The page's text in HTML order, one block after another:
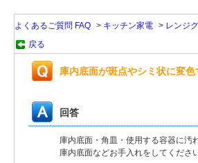
よくあるご質問 FAQ > キッチン家電 > レンジ
戻る
庫内底面が斑点やシミ状に変色
回答
庫内底面・角皿・使用する容器に汚
庫内底面などお手入れをしてください